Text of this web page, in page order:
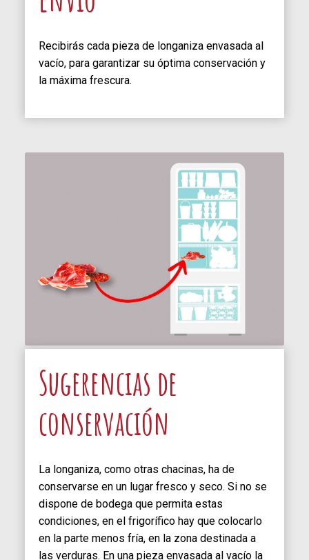
Recibirás cada pieza de longaniza envasada al
vacío, para garantizar su óptima conservación y
la máxima frescura.
Sugerencias de
conservación
La longaniza, como otras chacinas, ha de
conservarse en un lugar fresco y seco. Si no se
dispone de bodega que permita estas
condiciones, en el frigorífico hay que colocarlo
en la parte menos fría, en la zona destinada a
las verduras. En una pieza envasada al vacío la